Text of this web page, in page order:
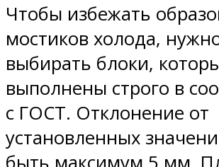
Чтобы избежать
мостиков холода,
выбирать блоки,
выполнены строго в
с ГОСТ. Отклонение от
установленных